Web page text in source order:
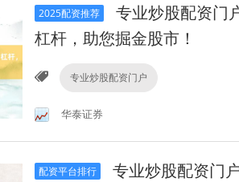
2025配资推荐
专业炒股配资门
杠杆，助您掘金股市！
专业炒股配资门户
华泰证券
配资平台排行
专业炒股配资门